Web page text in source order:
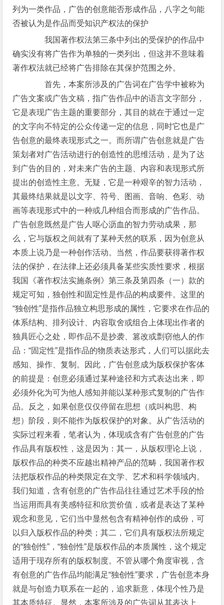
列为一类作品，广告的创意能否形成作品，八字之句能
否被认为是作品而受知识产权法的保护
我国著作权法第三条中列出的受保护的作品中
确实没有将广告作为单独的一类列出，但这并不意味着
著作权法就已经将广告排除在其保护范围之外。
首先，本案所涉及的广告词在广告学中被称为
广告文案或广告文稿，指广告作品中的语言文字部分，
它是表现广告主题的重要部分，其目的就在于通过一定
的文字向不特定的公众传递一定的信息，同时它也是广
告创意的最终表现形式之一。而所谓广告创意就是广告
策划者对广告活动进行的创造性的思维活动，是为了达
到广告的目的，对未来广告的主题、内容和表现形式所
提出的创造性主意。无疑，它是一种艰辛的智力活动，
其最终结果就是以文字、符号、图画、音响、色彩、动
画等表现形式中的一种或几种组合而形成的广告作品。
广告创意既然是广告人呕心沥血的智力劳动成果，那
么，它与版权之间就有了某种天然的联系，因为创意从
本质上说乃是一种创作活动。当然，作品要获得著作权
法的保护，在法律上还必须具备某些实质性要求，根据
我国《著作权法实施条例》第三条及第四条（一）款的
规定可知，独创性和固定性是作品的构成要件。这里的
“独创性”是指作品独立构思形成的属性，它要求在作品的
体系结构、排列设计、内容取舍或组合上体现出作者的
独具匠心之处，即作品不是抄袭、篡改或剽窃他人的作
品：“固定性”是指作品的物质表达形式，人们可以据此去
感知、操作、复制。因此，广告创意成为版权保护客体
的前提是：创意必须通过某种途径和方式表达出来，即
必须外化为可为他人感知并能以某种形式复制的广告作
品。反之，如果创意仅仅停留在思想（或叫构思、构
想）阶段，则不能作为版权保护的对象。从广告活动的
实际过程来看，笔者认为，体现或含有广告创意的广告
作品具有版权性，这是因为：其一，从版权理论上说，
版权作品的种类不应越出精神产品的范畴，我国著作权
法把版权作品的种类限定在文学、艺术和科学领域内。
我们知道，含有创意的广告作品往往通过艺术手段的恰
当运用而具有美感特征和欣赏价值，或者是表达了某种
观念和意见，它们当中显然包含有精神创作的成份，可
以归入版权作品的种类；其二，它们具有版权法所规定
的“独创性”，“独创性”是版权作品的本质属性，这个规定
适用于现存所有的版权制度。不管从哪个角度审视，含
有创意的广告作品均能满足“独创性”要求，广告创意本身
就是与创造力联系在一起的，追求新意，体现个性乃是
其本质特征。显然，本案所涉及的广告词从其表达上